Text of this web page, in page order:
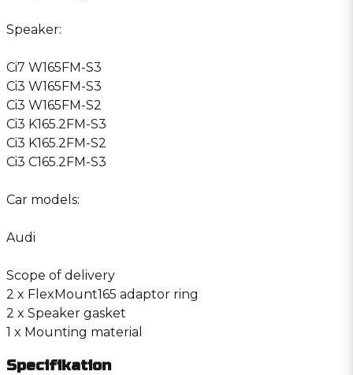
Speaker:
Ci7 W165FM-S3
Ci3 W165FM-S3
Ci3 W165FM-S2
Ci3 K165.2FM-S3
Ci3 K165.2FM-S2
Ci3 C165.2FM-S3
Car models:
Audi
Scope of delivery
2 x FlexMount165 adaptor ring
2 x Speaker gasket
1 x Mounting material
Specifikation